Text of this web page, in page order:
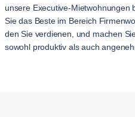
unsere Executive-Mietwohnungen
Sie das Beste im Bereich
den Sie verdienen, und machen
sowohl produktiv als auch